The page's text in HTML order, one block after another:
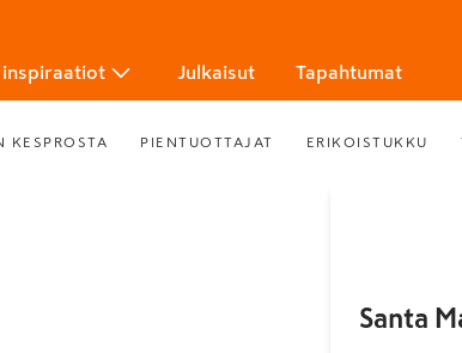
inspiraatiot Julkaisut Tapahtumat
KESPROSTA PIENTUOTTAJAT ERIKOISTUKKU
Santa